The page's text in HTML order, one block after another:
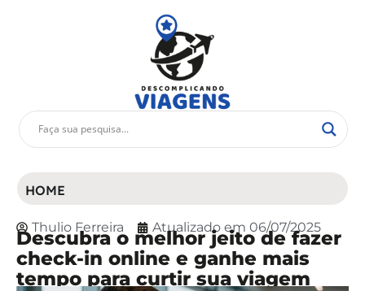
HOME
Thulio Ferreira Atualizado em 06/07/2025
Descubra o melhor jeito de fazer
check-in online e ganhe mais
tempo para curtir sua viagem